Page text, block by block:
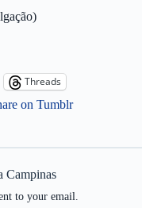
Threads
on Tumblr
Campinas
to your email.